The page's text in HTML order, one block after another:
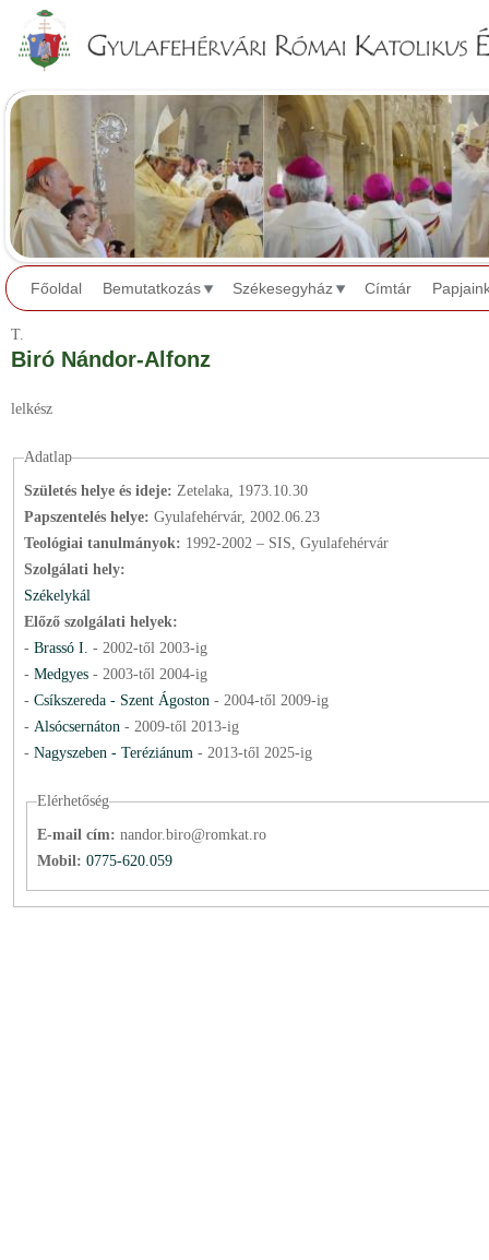
Főoldal Bemutatkozás Székesegyház Címtár
T.
Biró Nándor-Alfonz
lelkész
Adatlap
Születés helye és ideje: Zetelaka, 1973.10.30
Papszentelés helye: Gyulafehérvár, 2002.06.23
Teológiai tanulmányok: 1992-2002 – SIS, Gyulafehérvár
Szolgálati hely:
Székelykál
Előző szolgálati helyek:
- Brassó I. - 2002-től 2003-ig
- Medgyes - 2003-től 2004-ig
- Csíkszereda - Szent Ágoston - 2004-től 2009-ig
- Alsócsernáton- 2009-től 2013-ig
- Nagyszeben - Teréziánum- 2013-től 2025-ig
Elérhetőség
E-mail cím: nandor.biro@romkat.ro
Mobil: 0775-620.059